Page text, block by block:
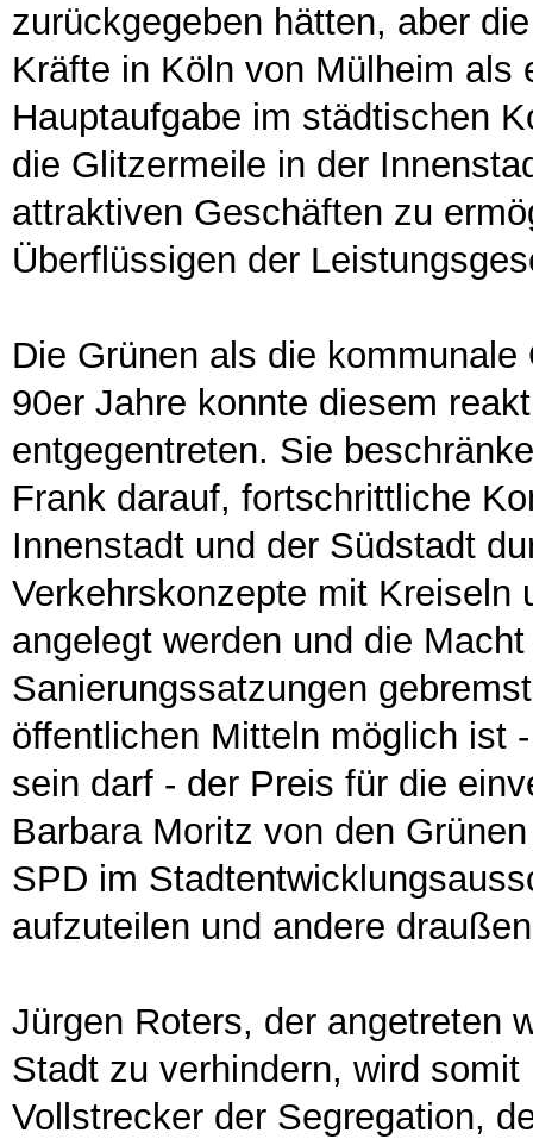
zurückgegeben hätten, aber
Kräfte in Köln von Mülheim als
Hauptaufgabe im städtischen
die Glitzermeile in der
attraktiven Geschäften zu
Überflüssigen der
Die Grünen als die
90er Jahre konnte diesem
entgegentreten. Sie
Frank darauf, fortschrittliche
Innenstadt und der Südstadt
Verkehrskonzepte mit Kreiseln
angelegt werden und die
Sanierungssatzungen
öffentlichen Mitteln möglich ist
sein darf - der Preis für die
Barbara Moritz von den
SPD im
aufzuteilen und andere
Jürgen Roters, der angetreten
Stadt zu verhindern, wird
Vollstrecker der Segregation,